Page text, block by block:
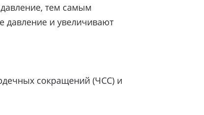
тем самым
давление и увеличивают
сокращений (ЧСС) и